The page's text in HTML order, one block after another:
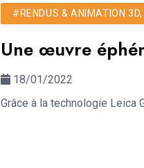
#RENDUS & ANIMATION
Une œuvre
18/01/2022
Grâce à la technologie Leica